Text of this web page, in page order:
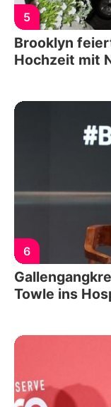
5
Brooklyn
Hochzeit mit
6
Towle ins